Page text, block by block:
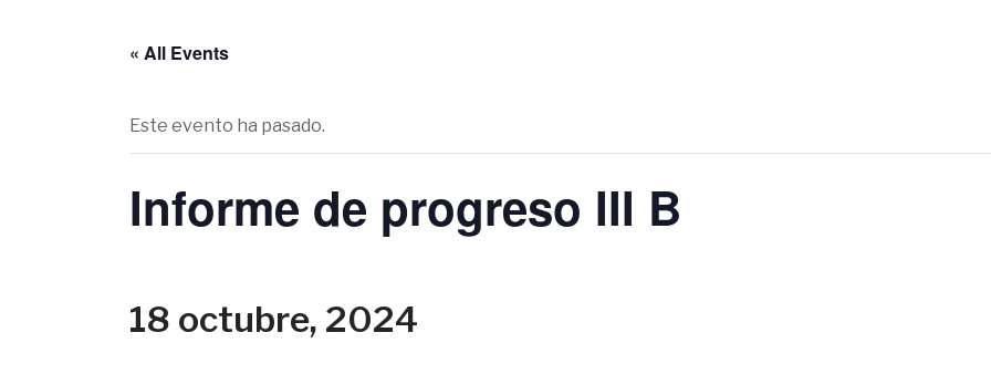
« All Events
Este evento ha pasado.
Informe de progreso III B
18 octubre, 2024